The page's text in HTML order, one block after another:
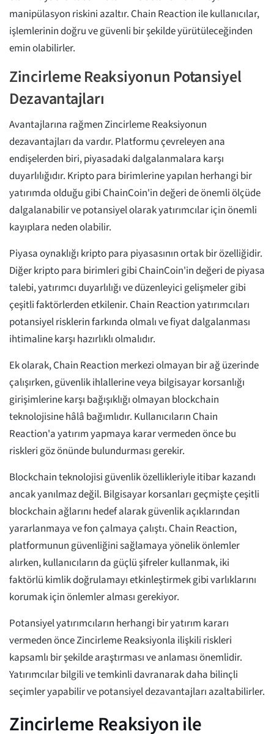
manipülasyon riskini azaltır. Chain Reaction ile kullanıcılar,
işlemlerinin doğru ve güvenli bir şekilde yürütüleceğinden
emin olabilirler.
Zincirleme Reaksiyonun Potansiyel
Dezavantajları
Avantajlarına rağmen Zincirleme Reaksiyonun
dezavantajları da vardır. Platformu çevreleyen ana
endişelerden biri, piyasadaki dalgalanmalara karşı
duyarlılığıdır. Kripto para birimlerine yapılan herhangi bir
yatırımda olduğu gibi ChainCoin'in değeri de önemli ölçüde
dalgalanabilir ve potansiyel olarak yatırımcılar için önemli
kayıplara neden olabilir.
Piyasa oynaklığı kripto para piyasasının ortak bir özelliğidir.
Diğer kripto para birimleri gibi ChainCoin'in değeri de piyasa
talebi, yatırımcı duyarlılığı ve düzenleyici gelişmeler gibi
çeşitli faktörlerden etkilenir. Chain Reaction yatırımcıları
potansiyel risklerin farkında olmalı ve fiyat dalgalanması
ihtimaline karşı hazırlıklı olmalıdır.
Ek olarak, Chain Reaction merkezi olmayan bir ağ üzerinde
çalışırken, güvenlik ihlallerine veya bilgisayar korsanlığı
girişimlerine karşı bağışıklığı olmayan blockchain
teknolojisine hâlâ bağımlıdır. Kullanıcıların Chain
Reaction'a yatırım yapmaya karar vermeden önce bu
riskleri göz önünde bulundurması gerekir.
Blockchain teknolojisi güvenlik özellikleriyle itibar kazandı
ancak yanılmaz değil. Bilgisayar korsanları geçmişte çeşitli
blockchain ağlarını hedef alarak güvenlik açıklarından
yararlanmaya ve fon çalmaya çalıştı. Chain Reaction,
platformunun güvenliğini sağlamaya yönelik önlemler
alırken, kullanıcıların da güçlü şifreler kullanmak, iki
faktörlü kimlik doğrulamayı etkinleştirmek gibi varlıklarını
korumak için önlemler alması gerekiyor.
Potansiyel yatırımcıların herhangi bir yatırım kararı
vermeden önce Zincirleme Reaksiyonla ilişkili riskleri
kapsamlı bir şekilde araştırması ve anlaması önemlidir.
Yatırımcılar bilgili ve temkinli davranarak daha bilinçli
seçimler yapabilir ve potansiyel dezavantajları azaltabilirler.
Zincirleme Reaksiyon ile